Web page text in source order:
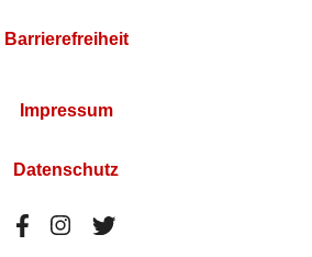
Barrierefreiheit
Impressum
Datenschutz